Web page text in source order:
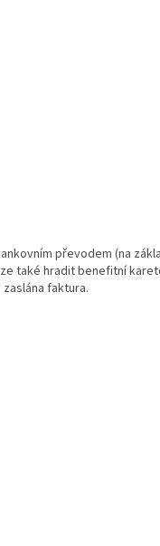
převodem (na
také hradit benefitní
faktura.